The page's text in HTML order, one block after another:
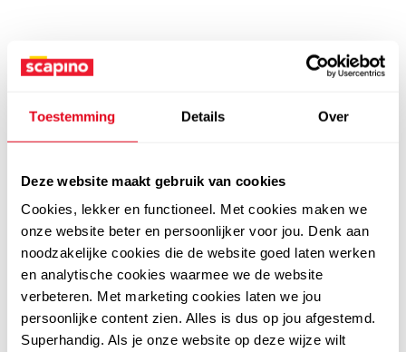
Toestemming Details Over
Deze website maakt gebruik van cookies
Cookies, lekker en functioneel. Met cookies maken we
onze website beter en persoonlijker voor jou. Denk aan
noodzakelijke cookies die de website goed laten werken
en analytische cookies waarmee we de website
verbeteren. Met marketing cookies laten we jou
persoonlijke content zien. Alles is dus op jou afgestemd.
Superhandig. Als je onze website op deze wijze wilt